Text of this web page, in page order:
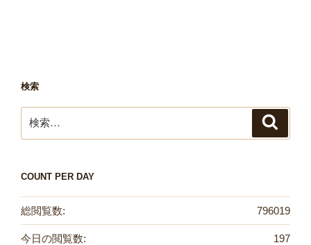
検索
索:
COUNT PER DAY
796019
総閲覧数:
197
今日の閲覧数: